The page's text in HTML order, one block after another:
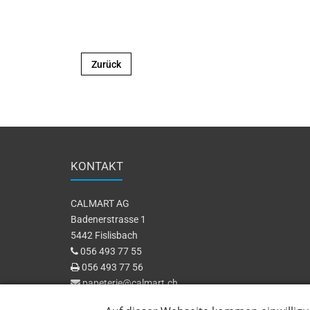
Zurück
KONTAKT
CALMART AG
Badenerstrasse 1
5442 Fislisbach
056 493 77 55
056 493 77 56
papeterie@calmart.ch